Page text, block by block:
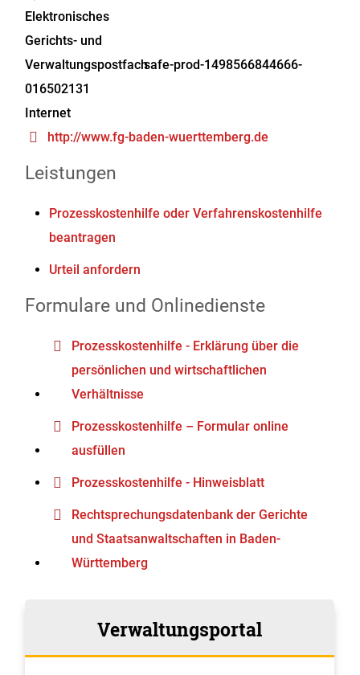
Elektronisches
Gerichts- und
Verwaltungspostfachsafe-prod-1498566844666-
016502131
Internet
http://www.fg-baden-wuerttemberg.de
Leistungen
Prozesskostenhilfe oder Verfahrenskostenhilfe
beantragen
Urteil anfordern
Formulare und Onlinedienste
Prozesskostenhilfe - Erklärung über die
persönlichen und wirtschaftlichen
Verhältnisse
Prozesskosten­hilfe – Formular online
ausfüllen
Prozesskostenhilfe - Hinweisblatt
Rechtsprechungsdatenbank der Gerichte
und Staatsanwaltschaften in Baden-
Württemberg
Verwaltungsportal